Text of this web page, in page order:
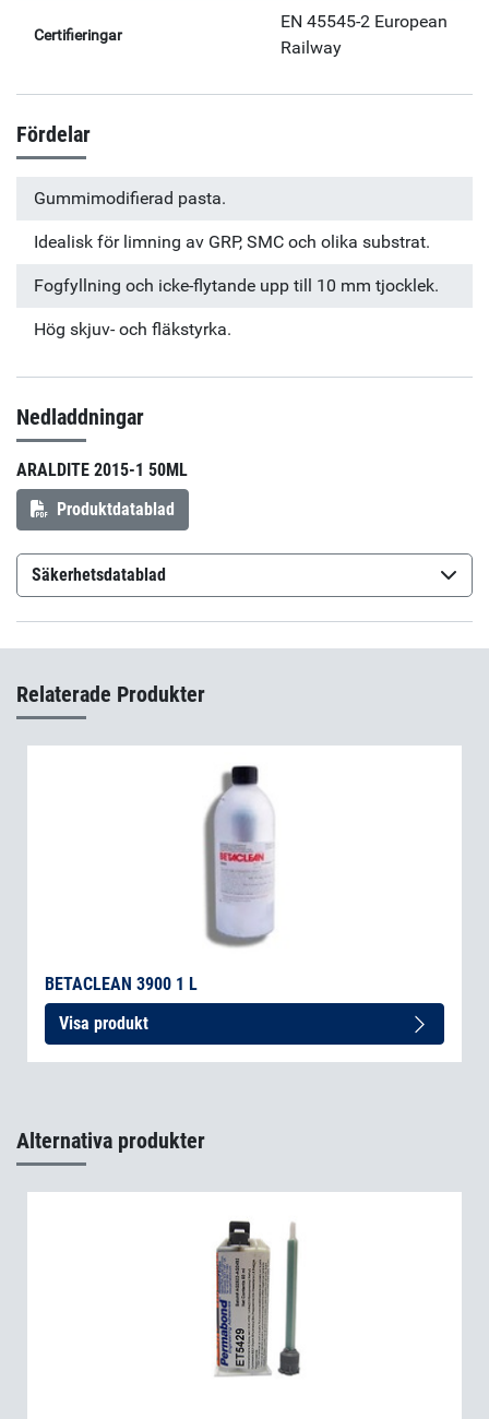
Certifieringar
EN 45545-2 European
Railway
Fördelar
Gummimodifierad pasta.
Idealisk för limning av GRP, SMC och olika substrat.
Fogfyllning och icke-flytande upp till 10 mm tjocklek.
Hög skjuv- och fläkstyrka.
Nedladdningar
ARALDITE 2015-1 50ML
Produktdatablad
Säkerhetsdatablad
Araldite 2015-1 Hardener (sv-SE)
Relaterade Produkter
BETACLEAN 3900 1 L
Visa produkt
Alternativa produkter